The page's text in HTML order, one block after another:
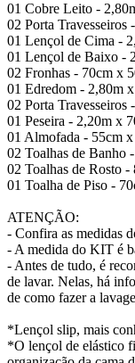
01 Cobre Leito -
02 Porta
01 Lençol de Cima -
01 Lençol de Baixo -
02 Fronhas - 70cm x
01 Edredom - 2,80m
02 Porta
01 Peseira - 2,20m x
01 Almofada - 55cm
02 Toalhas de Banho
02 Toalhas de Rosto
01 Toalha de Piso -
ATENÇÃO:
- Confira as medidas
- A medida do KIT é
- Antes de tudo, é
de lavar. Nelas, há
de como fazer a
*Lençol slip, mais
*O lençol de elástico